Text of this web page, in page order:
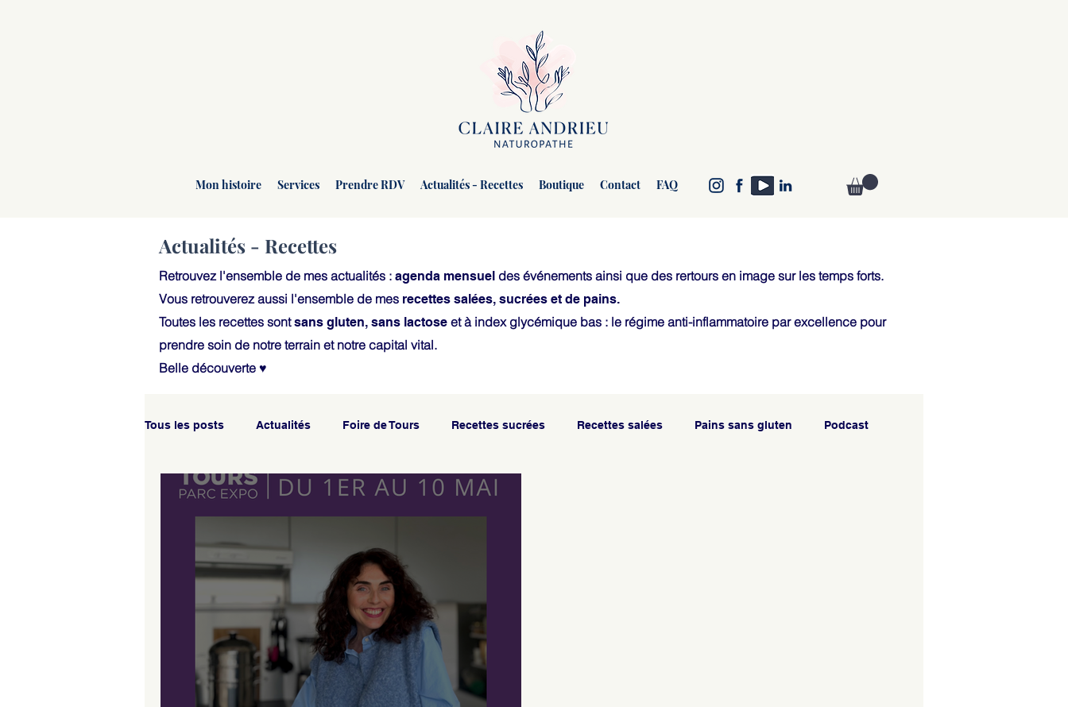
Mon histoire Services Prendre RDV Actualités - Recettes Boutique Contact FAQ
Actualités - Recettes
Retrouvez l'ensemble de mes actualités : agenda mensuel des événements ainsi que des rertours en image sur les temps forts.
Vous retrouverez aussi l'ensemble de mes recettes salées, sucrées et de pains.
Toutes les recettes sont sans gluten, sans lactose et à index glycémique bas : le régime anti-inflammatoire par excellence pour
prendre soin de notre terrain et notre capital vital.
Belle découverte ♥
Tous les posts Actualités Foire de Tours Recettes sucrées Recettes salées Pains sans gluten Podcast
Agenda des ateliers